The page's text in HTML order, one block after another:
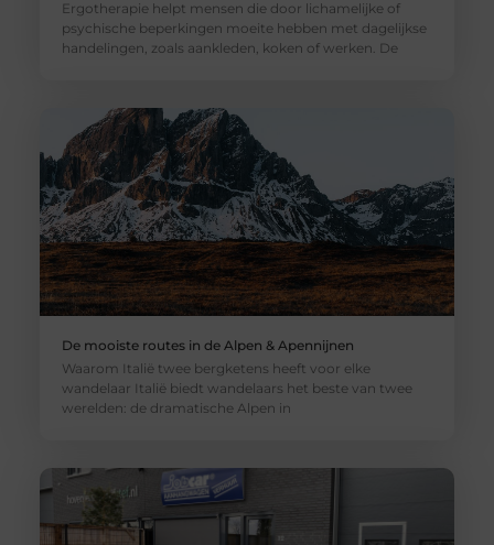
Ergotherapie helpt mensen die door lichamelijke of
psychische beperkingen moeite hebben met dagelijkse
handelingen, zoals aankleden, koken of werken. De
De mooiste routes in de Alpen & Apennijnen
Waarom Italië twee bergketens heeft voor elke
wandelaar Italië biedt wandelaars het beste van twee
werelden: de dramatische Alpen in